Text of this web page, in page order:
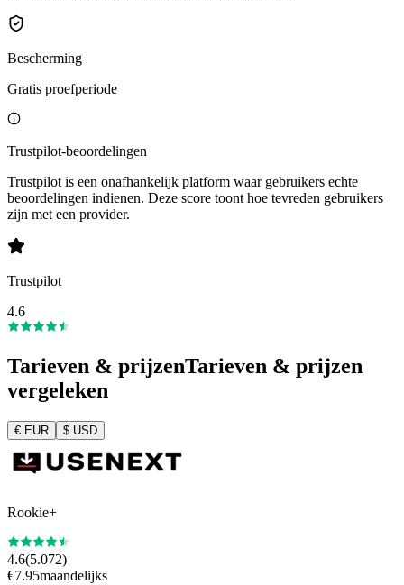
Bescherming
Gratis proefperiode
Trustpilot-beoordelingen
Trustpilot is een onafhankelijk platform waar gebruikers echte
beoordelingen indienen. Deze score toont hoe tevreden gebruikers
zijn met een provider.
Trustpilot
4.6
Tarieven & prijzenTarieven & prijzen
vergeleken
€ EUR $ USD
Rookie+
4.6(5.072)
€7.95maandelijks